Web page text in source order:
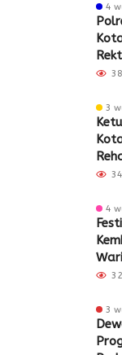
4
38
3
34
4
32
3